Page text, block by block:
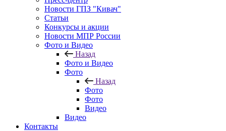
Новости ГПЗ "Кивач"
Статьи
Конкурсы и акции
Новости МПР России
Фото и Видео
Назад
Фото и Видео
Фото
Назад
Фото
Фото
Видео
Видео
Контакты